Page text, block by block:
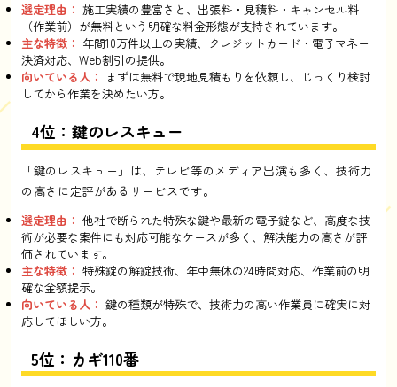
選定理由： 施工実績の豊富さと、出張料・見積料・キャンセル料
（作業前）が無料という明確な料金形態が支持されています。
主な特徴： 年間10万件以上の実績、クレジットカード・電子マネー
決済対応、Web割引の提供。
向いている人：
まずは無料で現地見積もりを依頼し、じっくり検討
してから作業を決めたい方。
4位：鍵のレスキュー
「鍵のレスキュー」は、テレビ等のメディア出演も多く、技術力
の高さに定評があるサービスです。
選定理由： 他社で断られた特殊な鍵や最新の電子錠など、高度な技
術が必要な案件にも対応可能なケースが多く、解決能力の高さが評
価されています。
主な特徴： 特殊錠の解錠技術、年中無休の24時間対応、作業前の明
確な金額提示。
向いている人： 鍵の種類が特殊で、技術力の高い作業員に確実に対
応してほしい方。
5位：カギ110番